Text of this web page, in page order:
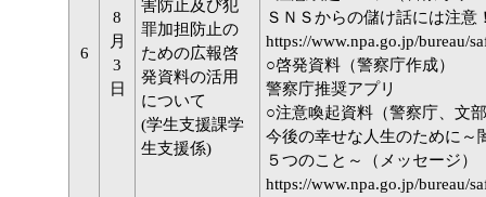
6
8
月
3
日
害防止及び犯
罪加担防止の
ための広報啓
発資料の活用
について
(学生支援課学
生支援係)
ＳＮＳからの儲け話には注意
https://www.npa.go.jp/bureau/
○啓発資料（警察庁作成）
警察庁推奨アプリ
○注意喚起資料（警察庁、文
今後の幸せな人生のために～
５つのこと～（メッセージ）
https://www.npa.go.jp/bureau/